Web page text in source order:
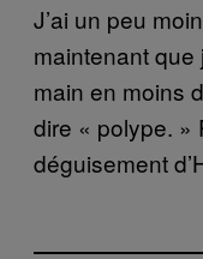
J’ai un peu
maintenant que
main en moins
dire « polype. »
déguisement